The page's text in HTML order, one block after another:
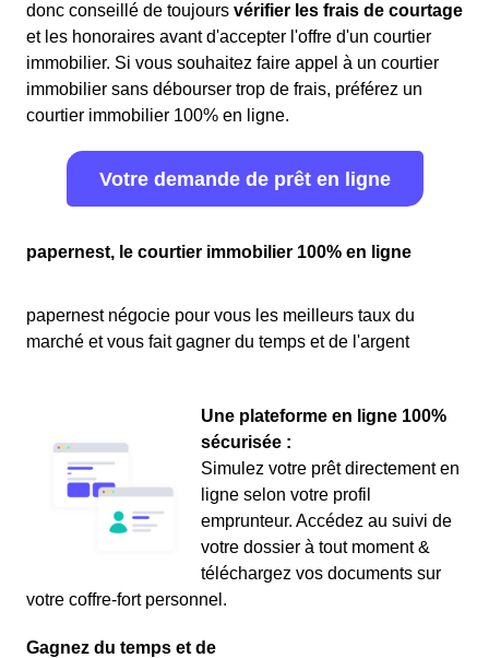
donc conseillé de toujours vérifier les frais de courtage
et les honoraires avant d'accepter l'offre d'un courtier
immobilier. Si vous souhaitez faire appel à un courtier
immobilier sans débourser trop de frais, préférez un
courtier immobilier 100% en ligne.
Votre demande de prêt en ligne
papernest, le courtier immobilier 100% en ligne
papernest négocie pour vous les meilleurs taux du
marché et vous fait gagner du temps et de l'argent
Une plateforme en ligne 100%
sécurisée :
Simulez votre prêt directement en
ligne selon votre profil
emprunteur. Accédez au suivi de
votre dossier à tout moment &
téléchargez vos documents sur
votre coffre-fort personnel.
Gagnez du temps et de